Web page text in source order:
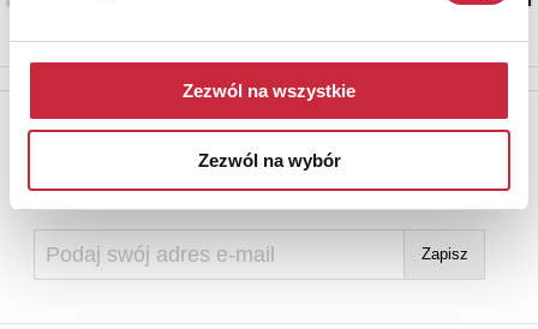
Zezwól na wszystkie
Zezwól na wybór
Newsletter
Aby otrzymywać informacje o nowych aukcjach, prosimy podać
adres e-mail